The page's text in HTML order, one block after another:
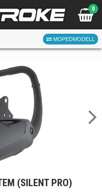
0
MOPEDMODELL
RÄTT DELAR
delar för vald moped
(SILENT PRO)